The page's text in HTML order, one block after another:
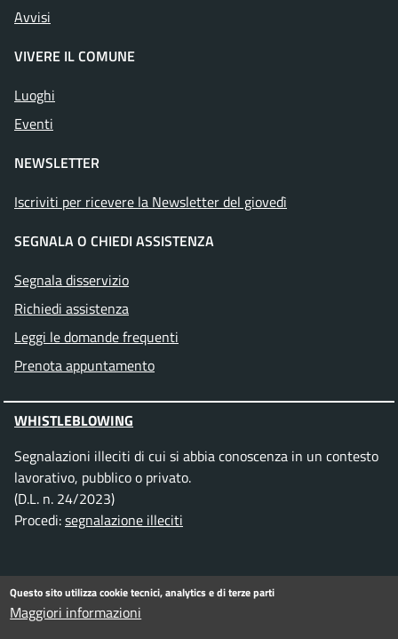
Avvisi
VIVERE IL COMUNE
Luoghi
Eventi
NEWSLETTER
Iscriviti per ricevere la Newsletter del giovedì
SEGNALA O CHIEDI ASSISTENZA
Segnala disservizio
Richiedi assistenza
Leggi le domande frequenti
Prenota appuntamento
WHISTLEBLOWING
Segnalazioni illeciti di cui si abbia conoscenza in un contesto
lavorativo, pubblico o privato.
(D.L. n. 24/2023)
Procedi:segnalazione illeciti
SEGUICI SU
Facebook
Instagram
Telegram
TwitterWhatsApp
YouTube
Questo sito utilizza cookie tecnici, analytics e di terze parti
Maggiori informazioni